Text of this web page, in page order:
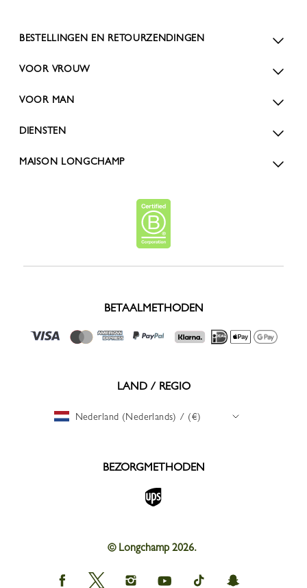
BESTELLINGEN EN RETOURZENDINGEN
VOOR VROUW
VOOR MAN
DIENSTEN
MAISON LONGCHAMP
BETAALMETHODEN
LAND / REGIO
Nederland (Nederlands) / (€)
BEZORGMETHODEN
© Longchamp 2026.
LongchampLongchampLongchampLongchampLongchampLongchamp